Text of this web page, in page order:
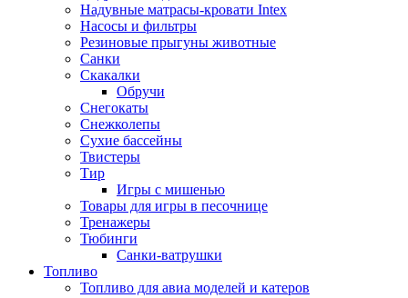
Надувные матрасы-кровати Intex
Насосы и фильтры
Резиновые прыгуны животные
Санки
Скакалки
Обручи
Снегокаты
Снежколепы
Сухие бассейны
Твистеры
Тир
Игры с мишенью
Товары для игры в песочнице
Тренажеры
Тюбинги
Санки-ватрушки
Топливо
Топливо для авиа моделей и катеров